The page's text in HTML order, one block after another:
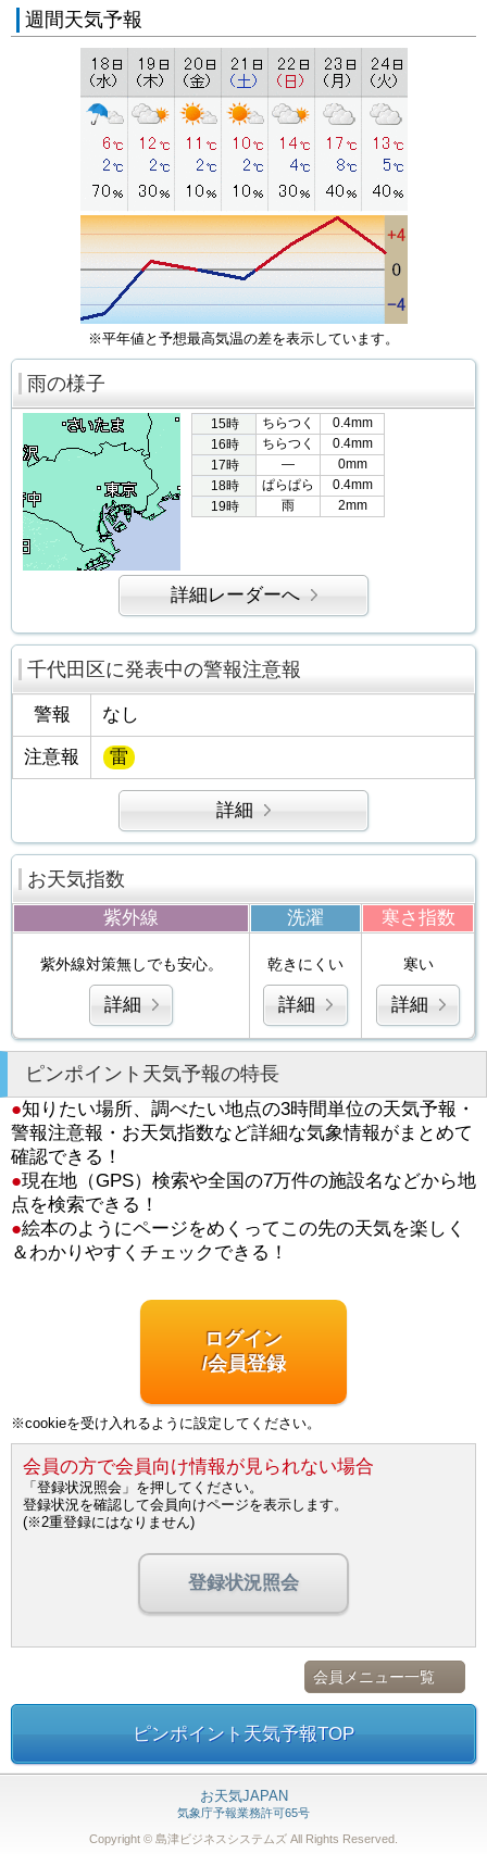
週間天気予報
※平年値と予想最高気温の差を表示しています。
雨の様子
15時 ちらつく
0.4mm
16時
ちらつく
0.4mm
17時
―
0mm
18時
ぱらぱら
0.4mm
19時
雨 2mm
詳細レーダーへ
千代田区に発表中の警報注意報
警報 なし
注意報 雷
詳細
お天気指数
紫外線 洗濯 寒さ指数
紫外線対策無しでも安心。
詳細
乾きにくい
詳細
寒い
詳細
ピンポイント天気予報の特長
●知りたい場所、調べたい地点の3時間単位の天気予報・
警報注意報・お天気指数など詳細な気象情報がまとめて
確認できる！
●現在地（GPS）検索や全国の7万件の施設名などから地
点を検索できる！
●絵本のようにページをめくってこの先の天気を楽しく
＆わかりやすくチェックできる！
ログイン
/会員登録
※cookieを受け入れるように設定してください。
会員の方で会員向け情報が見られない場合
「登録状況照会」を押してください。
登録状況を確認して会員向けページを表示します。
(※2重登録にはなりません)
登録状況照会
会員メニュー一覧
ピンポイント天気予報TOP
お天気JAPAN
気象庁予報業務許可65号
Copyright © 島津ビジネスシステムズ All Rights Reserved.